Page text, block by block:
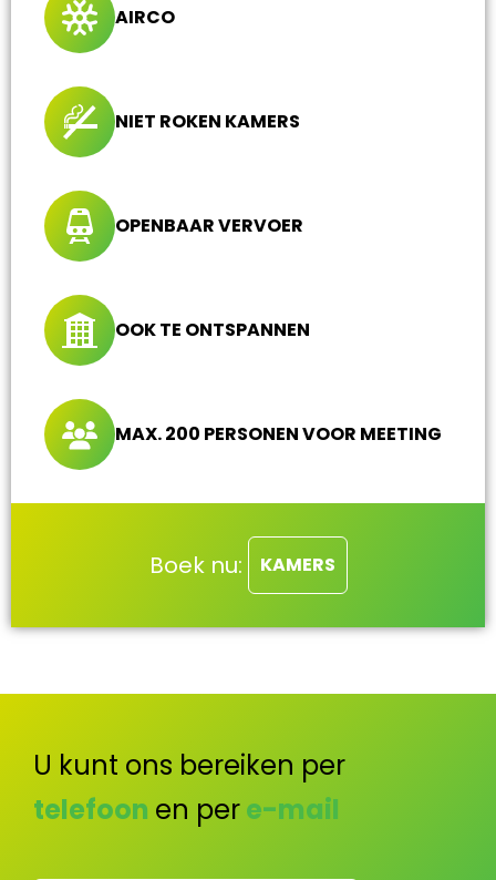
AIRCO
NIET ROKEN KAMERS
OPENBAAR VERVOER
OOK TE ONTSPANNEN
MAX. 200 PERSONEN VOOR MEETING
Boek nu: KAMERS
U kunt ons bereiken per
telefoon en pere-mail